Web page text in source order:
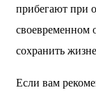
прибегают при
своевременном
сохранить
Если вам